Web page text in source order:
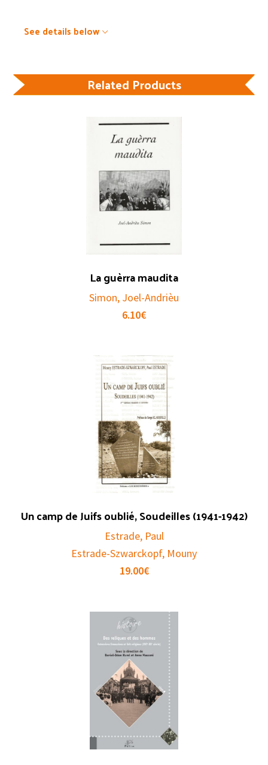
See details below
Related Products
La guèrra maudita
Simon, Joel-Andrièu
6.10€
Un camp de Juifs oublié, Soudeilles (1941-1942)
Estrade, Paul
Estrade-Szwarckopf, Mouny
19.00€